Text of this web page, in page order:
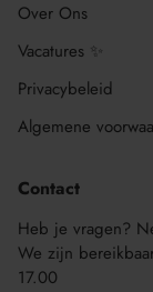
Over Ons
Vacatures ✨
Privacybeleid
Algemene
Contact
Heb je vragen?
We zijn
17.00